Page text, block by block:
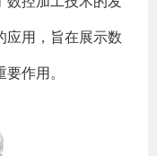
应用，旨在展示数
作用。